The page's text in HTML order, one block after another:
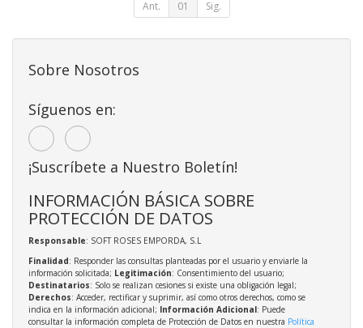
Ant. 01 Sig.
Sobre Nosotros
Síguenos en:
¡Suscríbete a Nuestro Boletín!
INFORMACIÓN BÁSICA SOBRE
PROTECCIÓN DE DATOS
Responsable: SOFT ROSES EMPORDA, S.L
Finalidad: Responder las consultas planteadas por el usuario y enviarle la
información solicitada; Legitimación: Consentimiento del usuario;
Destinatarios: Solo se realizan cesiones si existe una obligación legal;
Derechos: Acceder, rectificar y suprimir, así como otros derechos, como se
indica en la información adicional; Información Adicional: Puede
consultar la información completa de Protección de Datos en nuestra Política